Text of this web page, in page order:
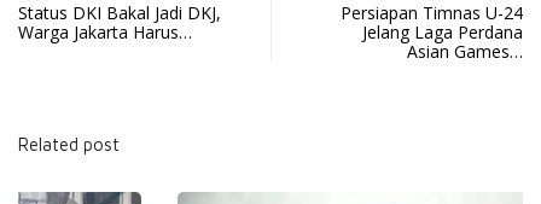
Status DKI Bakal Jadi DKJ,
Warga Jakarta Harus…
Persiapan Timnas U-24
Jelang Laga Perdana
Asian Games…
Related post